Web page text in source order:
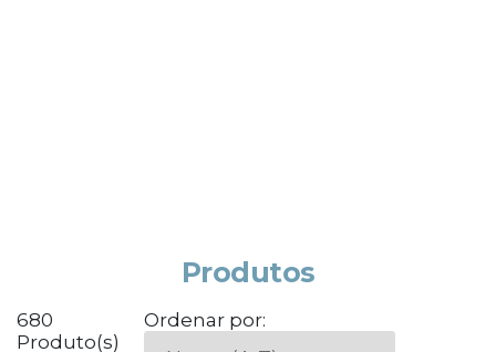
Produtos
680
Produto(s)
Ordenar por: